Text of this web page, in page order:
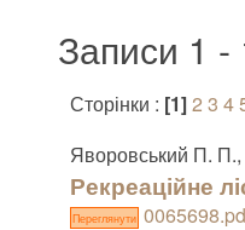
Записи 1 -
Сторінки : [1]2 3 4
Яворовський П.
Рекреаційне
Переглянути